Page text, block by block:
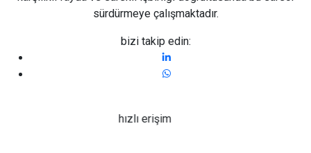
sürdürmeye çalışmaktadır.
bizi takip edin:
hızlı erişim